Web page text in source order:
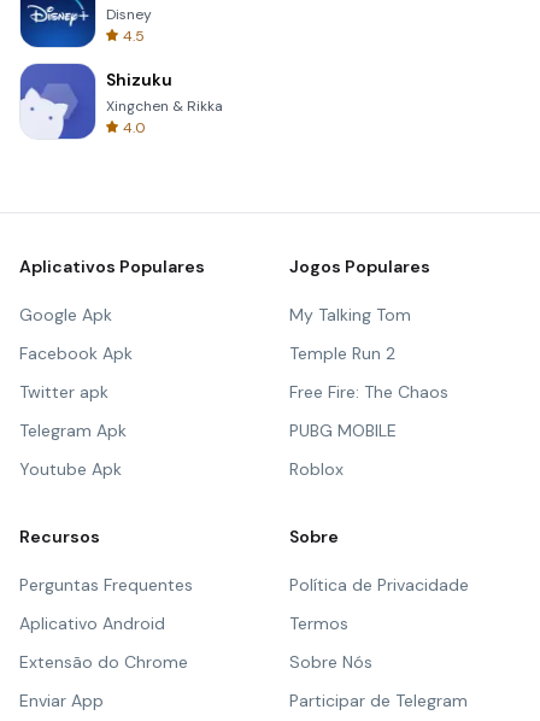
Disney
4.5
Shizuku
Xingchen & Rikka
4.0
Aplicativos Populares
Google Apk
Facebook Apk
Twitter apk
Telegram Apk
Youtube Apk
Jogos Populares
My Talking Tom
Temple Run 2
Free Fire: The Chaos
PUBG MOBILE
Roblox
Recursos
Perguntas Frequentes
Aplicativo Android
Extensão do Chrome
Enviar App
Sobre
Política de Privacidade
Termos
Sobre Nós
Participar de Telegram